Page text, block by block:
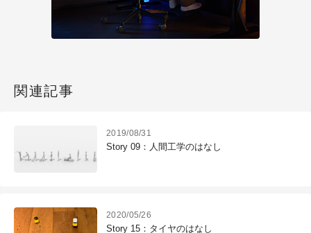
関連記事
2019/08/31
Story 09：人間工学のはなし
2020/05/26
Story 15：タイヤのはなし